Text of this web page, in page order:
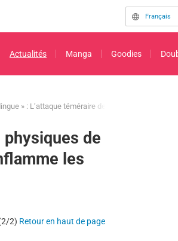
Français
Actualités Manga Goodies
» : L’attaque téméraire de Stark enflamme les
physiques de
les
2) Retour en haut de page